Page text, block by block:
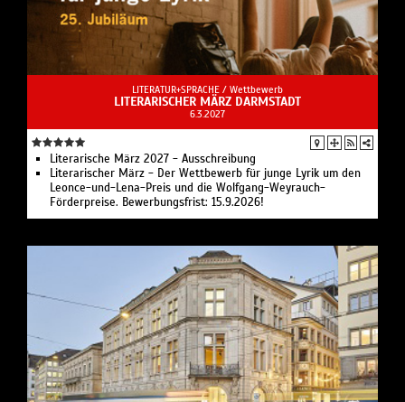
LITERATUR+SPRACHE / Wettbewerb
LITERARISCHER MÄRZ DARMSTADT
6.3.2027
Literarische März 2027 - Ausschreibung
Literarischer März - Der Wettbewerb für junge Lyrik um den
Leonce-und-Lena-Preis und die Wolfgang-Weyrauch-
Förderpreise. Bewerbungsfrist: 15.9.2026!